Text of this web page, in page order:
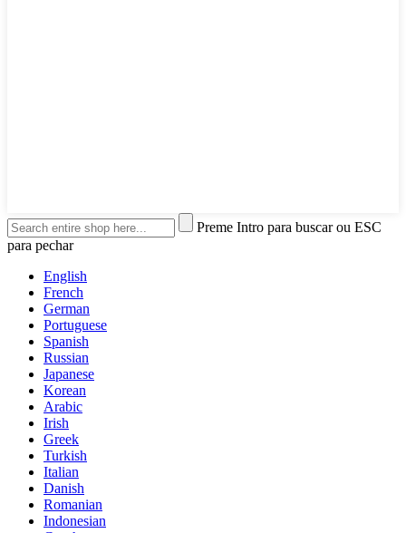
Preme Intro para buscar ou ESC
para pechar
English
French
German
Portuguese
Spanish
Russian
Japanese
Korean
Arabic
Irish
Greek
Turkish
Italian
Danish
Romanian
Indonesian